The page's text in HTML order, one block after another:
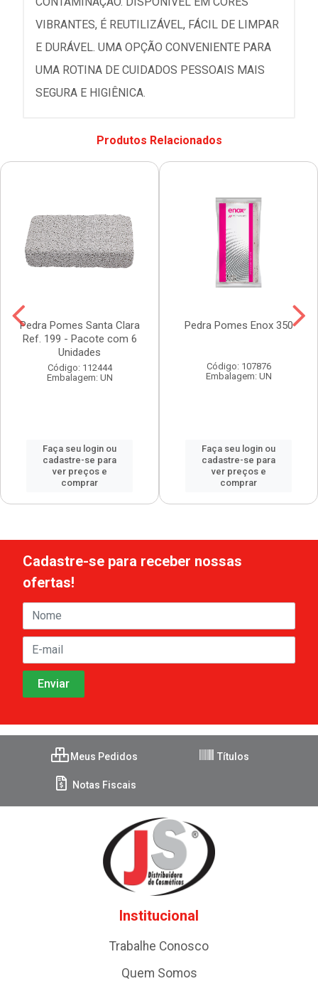
VIBRANTES, É REUTILIZÁVEL, FÁCIL DE LIMPAR
E DURÁVEL. UMA OPÇÃO CONVENIENTE PARA
UMA ROTINA DE CUIDADOS PESSOAIS MAIS
SEGURA E HIGIÊNICA.
Produtos Relacionados
Pedra Pomes Santa Clara
Ref. 199 - Pacote com 6
Unidades
Código: 112444
Embalagem: UN
Faça seu login ou
cadastre-se para
ver preços e
comprar
Pedra Pomes Enox 350
Código: 107876
Embalagem: UN
Faça seu login ou
cadastre-se para
ver preços e
comprar
Cadastre-se para receber nossas
ofertas!
Meus Pedidos Títulos
Notas Fiscais
Institucional
Trabalhe Conosco
Quem Somos